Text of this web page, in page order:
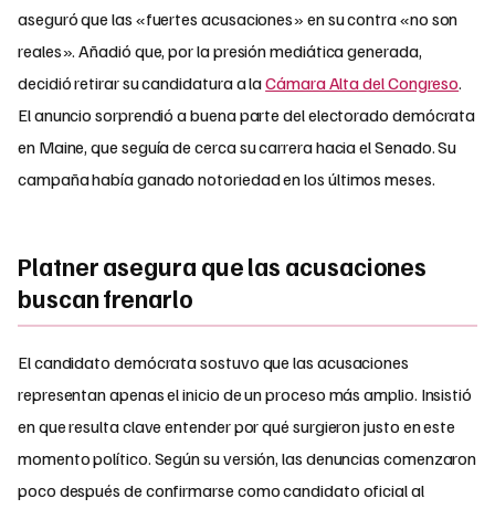
aseguró que las «fuertes acusaciones» en su contra «no son
reales». Añadió que, por la presión mediática generada,
decidió retirar su candidatura a laCámara Alta del Congreso.
El anuncio sorprendió a buena parte del electorado demócrata
en Maine, que seguía de cerca su carrera hacia el Senado. Su
campaña había ganado notoriedad en los últimos meses.
Platner asegura que las acusaciones
buscan frenarlo
El candidato demócrata sostuvo que las acusaciones
representan apenas el inicio de un proceso más amplio. Insistió
en que resulta clave entender por qué surgieron justo en este
momento político. Según su versión, las denuncias comenzaron
poco después de confirmarse como candidato oficial al